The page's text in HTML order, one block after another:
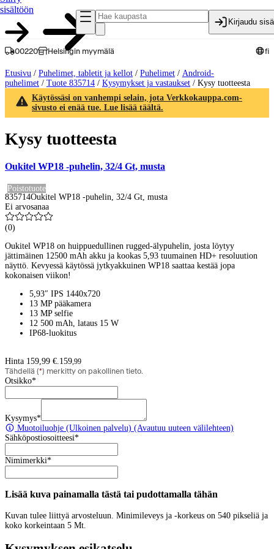
sisältöön
Kirjaudu
00220 Helsingin myymälä fi
Etusivu / Puhelimet, tabletit ja kellot / Puhelimet / Android-
puhelimet / Tuote 835714 / Kysymykset ja vastaukset / Kysy tuotteesta
Käytössäsi on vanhempi selain, jota Verkkokauppa.com-
sivusto ei enää tue. Lue lisää täältä.
Kysy tuotteesta
Oukitel WP18 -puhelin, 32/4 Gt, musta
Poistotuote
835714Oukitel WP18 -puhelin, 32/4 Gt, musta
Ei arvosanaa
(0)
Oukitel WP18 on huippuedullinen rugged-älypuhelin, josta löytyy
jättimäinen 12500 mAh akku ja kookas 5,93 tuumainen HD+ resoluution
näyttö. Kevyessä käytössä jytkyakkuinen WP18 saattaa kestää jopa
kokonaisen viikon!
5,93″ IPS 1440x720
13 MP pääkamera
13 MP selfie
12 500 mAh, lataus 15 W
IP68-luokitus
Hinta 159,99 €. 159,99
Tähdellä (*) merkitty on pakollinen tieto.
Otsikko*
Kysymys*
Muotoiluohje (Ulkoinen palvelu) (Avautuu uuteen välilehteen)
Sähköpostiosoitteesi*
Nimimerkki*
Lisää kuva painamalla tästä tai pudottamalla tähän
Kuvan tulee liittyä arvosteluun. Minimileveys ja -korkeus on 540 pikseliä ja
koko korkeintaan 5 Mt.